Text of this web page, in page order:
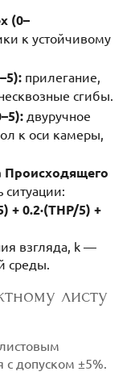
(0–
к устойчивому
прилегание,
сгибы.
двуручное
к оси камеры,
Происходящего
ситуации:
+ 0.2·(THP/5) +
взгляда, k —
среды.
листу
допуском ±5%.